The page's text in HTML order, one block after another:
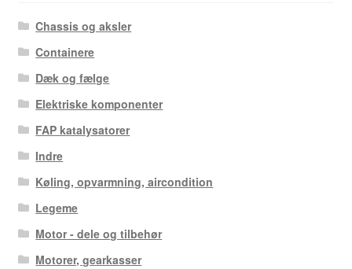
Chassis og aksler
Containere
Dæk og fælge
Elektriske komponenter
FAP katalysatorer
Indre
Køling, opvarmning, aircondition
Legeme
Motor - dele og tilbehør
Motorer, gearkasser